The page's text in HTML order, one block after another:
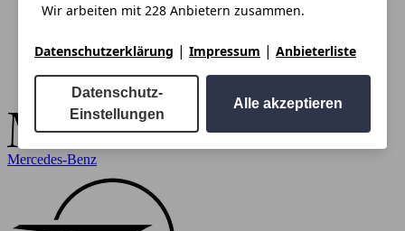
Mercedes-Benz
Wir arbeiten mit 228 Anbietern zusammen.
Datenschutzerklärung | Impressum | Anbieterliste
Datenschutz-
Einstellungen
Alle akzeptieren